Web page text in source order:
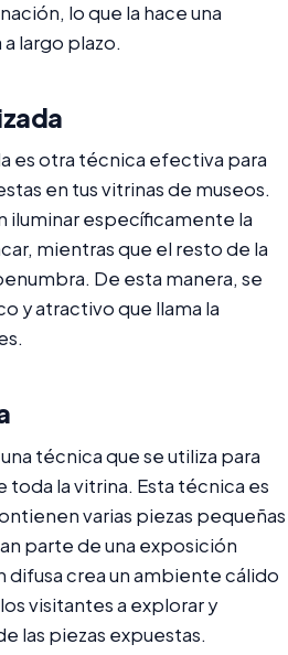
lo que la hace una
largo plazo.
es otra técnica efectiva para
en tus vitrinas de museos.
iluminar específicamente la
mientras que el resto de la
De esta manera, se
y atractivo que llama la
técnica que se utiliza para
la vitrina. Esta técnica es
varias piezas pequeñas
parte de una exposición
difusa crea un ambiente cálido
visitantes a explorar y
las piezas expuestas.